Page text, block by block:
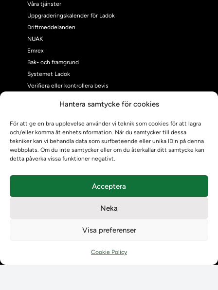
Hantera samtycke för cookies
För att ge en bra upplevelse använder vi teknik som cookies för att lagra
och/eller komma åt enhetsinformation. När du samtycker till dessa
tekniker kan vi behandla data som surfbeteende eller unika ID:n på denna
webbplats. Om du inte samtycker eller om du återkallar ditt samtycke kan
detta påverka vissa funktioner negativt.
Acceptera
Neka
Visa preferenser
Cookie Policy
Våra tjänster
Uppgraderingskalender för Ladok
Driftmeddelanden
NUAK
Emrex
Bak- och framgrund
Systemet Ladok
Verifiera eller kontrollera bevis
Om oss
Om Ladokkonsortiet
Ladokkonsortiet internationellt
Vision, strategi och produktplan
Kontaktuppgifter för studenters Ladoksupport